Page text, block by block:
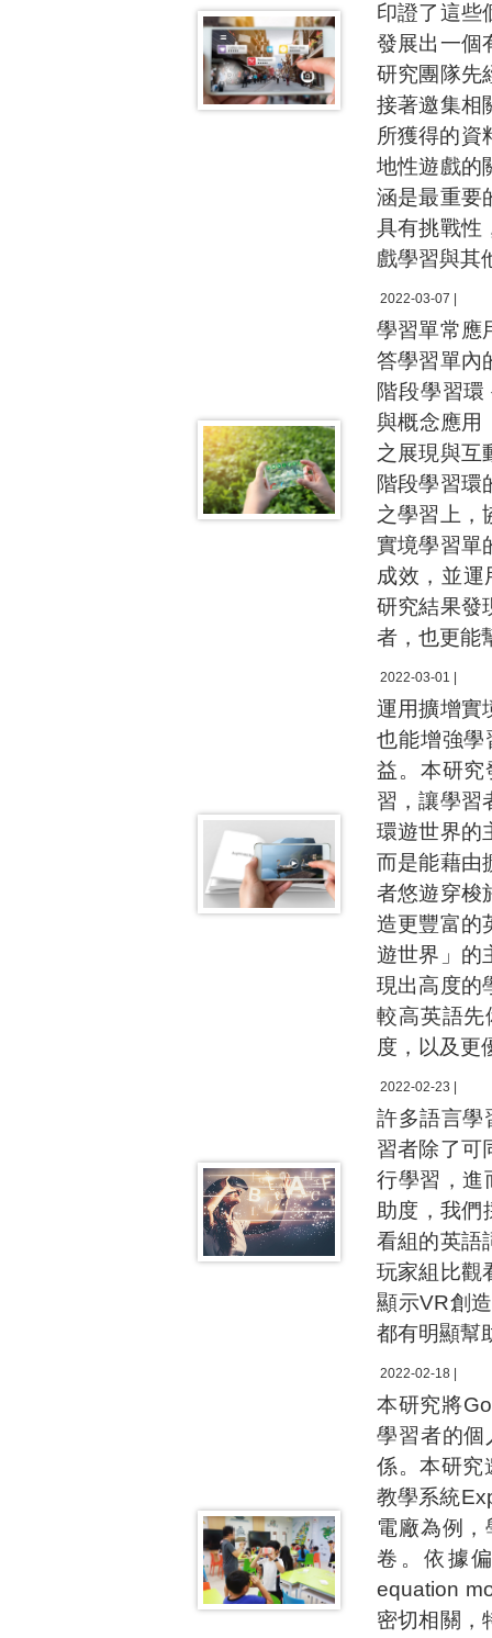
印證了這些
發展出一個
研究團隊先
接著邀集相
所獲得的資
地性遊戲的
涵是最重要
具有挑戰性
戲學習與其
2022-03-07 |
學習單常應
答學習單內
階段學習
與概念應用
之展現與互
階段學習環
之學習上，
實境學習單
成效，並
研究結果發
者，也更能
2022-03-01 |
運用擴增實
也能增強學
益。本研究
習，讓學習
環遊世界的
而是能藉由
者悠遊穿梭
造更豐富的
遊世界」的
現出高度的
較高英語先
度，以及更
2022-02-23 |
許多語言學
習者除了可
行學習，進
助度，我們
看組的英語
玩家組比觀
顯示VR創
都有明顯幫
2022-02-18 |
本研究將
學習者的個
係。本研究
教學系統
電廠為例
卷。依據
equation
密切相關，